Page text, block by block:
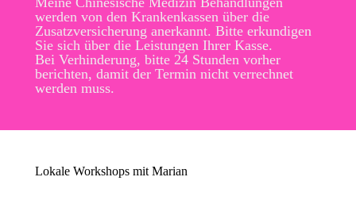
werden von den Krankenkassen über die
Zusatzversicherung anerkannt. Bitte erkundigen
Sie sich über die Leistungen Ihrer Kasse.
Bei Verhinderung, bitte 24 Stunden vorher
berichten, damit der Termin nicht verrechnet
werden muss.
Lokale Workshops mit Marian